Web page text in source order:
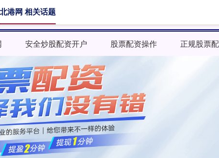
安全炒股配资开户 股票配资操作 正规股票
北港网 相关话题